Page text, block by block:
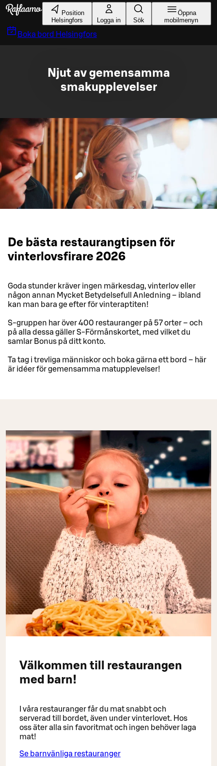
Gå till huvudinnehållet
Position
Helsingfors
Logga in Sök
Öppna
mobilmenyn
Boka bord Helsingfors
Njut av gemensamma
smakupplevelser
De bästa restaurangtipsen för
vinterlovsfirare 2026
Goda stunder kräver ingen märkesdag, vinterlov eller
någon annan Mycket Betydelsefull Anledning – ibland
kan man bara ge efter för vinteraptiten!
S-gruppen har över 400 restauranger på 57 orter – och
på alla dessa gäller S-Förmånskortet, med vilket du
samlar Bonus på ditt konto.
Ta tag i trevliga människor och boka gärna ett bord – här
är idéer för gemensamma matupplevelser!
Välkommen till restaurangen
med barn!
I våra restauranger får du mat snabbt och
serverad till bordet, även under vinterlovet. Hos
oss äter alla sin favoritmat och ingen behöver laga
mat!
Se barnvänliga restauranger